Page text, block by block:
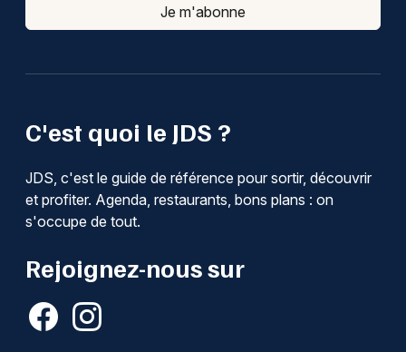
C'est quoi le JDS ?
JDS, c'est le guide de référence pour sortir, découvrir
et profiter. Agenda, restaurants, bons plans : on
s'occupe de tout.
Rejoignez-nous sur
Je m'abonne